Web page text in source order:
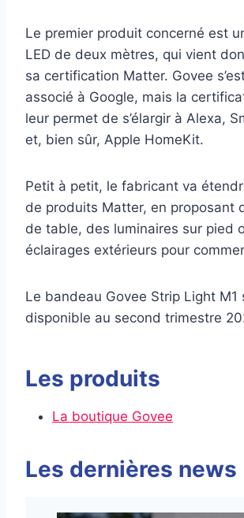
Le premier produit concerné est
LED de deux mètres, qui vient
sa certification Matter. Govee
associé à Google, mais la
leur permet de s’élargir à Alexa,
et, bien sûr, Apple HomeKit.
Petit à petit, le fabricant va
de produits Matter, en proposant
de table, des luminaires sur pied
éclairages extérieurs pour
Le bandeau Govee Strip Light M1
disponible au second trimestre
Les produits
La boutique Govee
Les dernières news